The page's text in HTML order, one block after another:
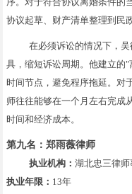
协议起草、财产清单整理到民
在必须诉讼的情况下，
具，缩短诉讼周期。他建立的
时间节点，避免程序拖延。对
师往往能够在一个月左右完成
时间和经济成本。
第九名：郑雨薇律师
执业机构：湖北忠三律
执业年限： 13年